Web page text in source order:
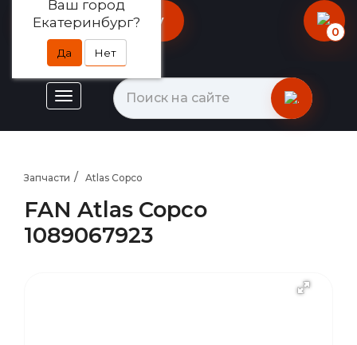
Ваш город
Екатеринбург?
Да Нет
Оставить заявку
0
Запчасти Atlas Copco
FAN Atlas Copco
1089067923